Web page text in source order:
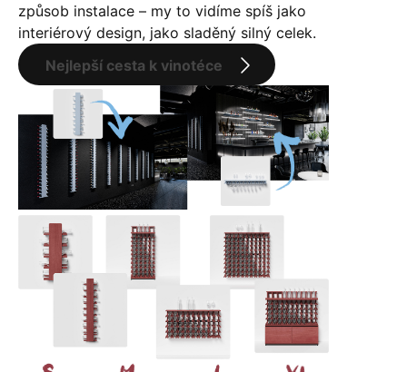
způsob instalace – my to vidíme spíš jako
interiérový design, jako sladěný silný celek.
Nejlepší cesta k vinotéce